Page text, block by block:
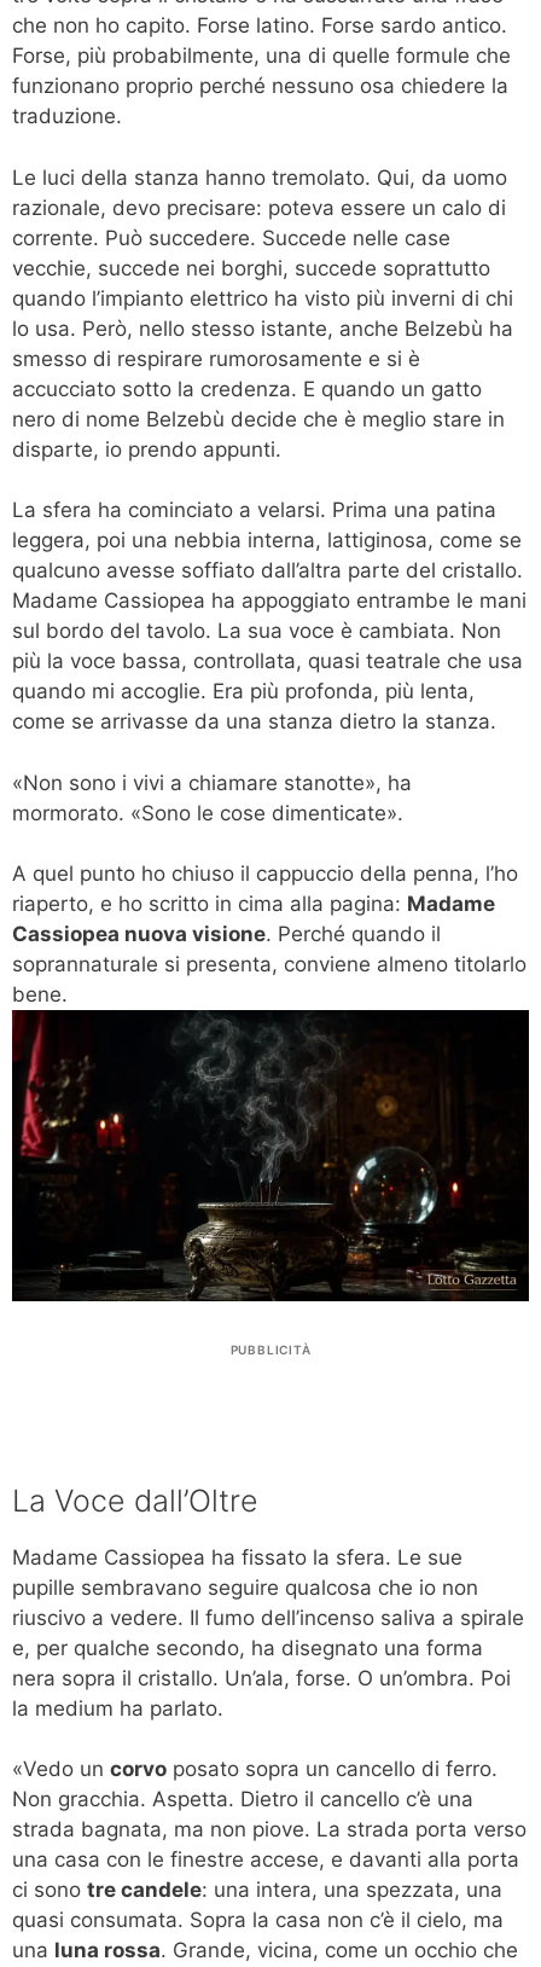
che non ho capito. Forse latino. Forse sardo antico.
Forse, più probabilmente, una di quelle formule che
funzionano proprio perché nessuno osa chiedere la
traduzione.
Le luci della stanza hanno tremolato. Qui, da uomo
razionale, devo precisare: poteva essere un calo di
corrente. Può succedere. Succede nelle case
vecchie, succede nei borghi, succede soprattutto
quando l’impianto elettrico ha visto più inverni di chi
lo usa. Però, nello stesso istante, anche Belzebù ha
smesso di respirare rumorosamente e si è
accucciato sotto la credenza. E quando un gatto
nero di nome Belzebù decide che è meglio stare in
disparte, io prendo appunti.
La sfera ha cominciato a velarsi. Prima una patina
leggera, poi una nebbia interna, lattiginosa, come se
qualcuno avesse soffiato dall’altra parte del cristallo.
Madame Cassiopea ha appoggiato entrambe le mani
sul bordo del tavolo. La sua voce è cambiata. Non
più la voce bassa, controllata, quasi teatrale che usa
quando mi accoglie. Era più profonda, più lenta,
come se arrivasse da una stanza dietro la stanza.
«Non sono i vivi a chiamare stanotte», ha
mormorato. «Sono le cose dimenticate».
A quel punto ho chiuso il cappuccio della penna, l’ho
riaperto, e ho scritto in cima alla pagina: Madame
Cassiopea nuova visione. Perché quando il
soprannaturale si presenta, conviene almeno titolarlo
bene.
PUBBLICITÀ
La Voce dall’Oltre
Madame Cassiopea ha fissato la sfera. Le sue
pupille sembravano seguire qualcosa che io non
riuscivo a vedere. Il fumo dell’incenso saliva a spirale
e, per qualche secondo, ha disegnato una forma
nera sopra il cristallo. Un’ala, forse. O un’ombra. Poi
la medium ha parlato.
«Vedo un corvo posato sopra un cancello di ferro.
Non gracchia. Aspetta. Dietro il cancello c’è una
strada bagnata, ma non piove. La strada porta verso
una casa con le finestre accese, e davanti alla porta
ci sono tre candele: una intera, una spezzata, una
quasi consumata. Sopra la casa non c’è il cielo, ma
una luna rossa. Grande, vicina, come un occhio che